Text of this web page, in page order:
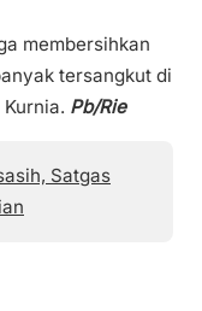
membersihkan
tersangkut di
Pb/Rie
Satgas